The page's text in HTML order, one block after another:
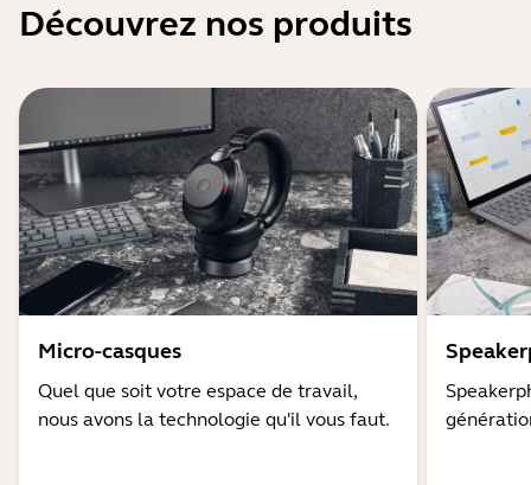
Découvrez nos produits
Micro-casques
Quel que soit votre espace de travail,
nous avons la technologie qu'il vous faut.